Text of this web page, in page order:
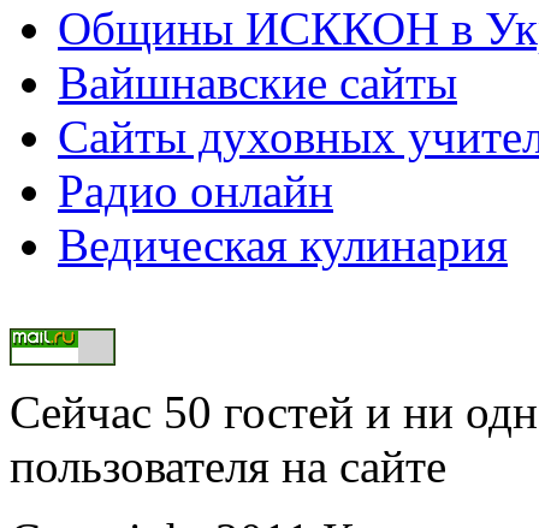
Общины ИСККОН в
Вайшнавские сайты
Сайты духовных
Радио онлайн
Ведическая кулинария
Сейчас 50 гостей и ни
пользователя на сайте